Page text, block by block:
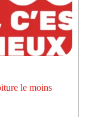
le moins